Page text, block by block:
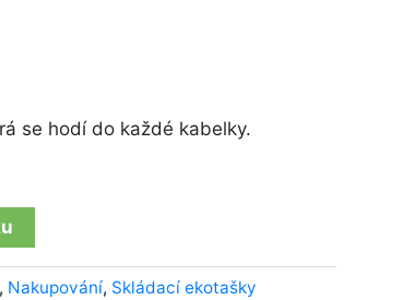
se hodí do každé kabelky.
, Nakupování, Skládací ekotašky